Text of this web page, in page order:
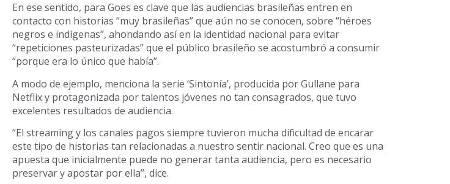
En ese sentido, para Goes es clave que las audiencias brasileñas entren en
contacto con historias “muy brasileñas” que aún no se conocen, sobre “héroes
negros e indígenas”, ahondando así en la identidad nacional para evitar
“repeticiones pasteurizadas” que el público brasileño se acostumbró a consumir
“porque era lo único que había”.
A modo de ejemplo, menciona la serie ‘Sintonía’, producida por Gullane para
Netflix y protagonizada por talentos jóvenes no tan consagrados, que tuvo
excelentes resultados de audiencia.
“El streaming y los canales pagos siempre tuvieron mucha dificultad de encarar
este tipo de historias tan relacionadas a nuestro sentir nacional. Creo que es una
apuesta que inicialmente puede no generar tanta audiencia, pero es necesario
preservar y apostar por ella”, dice.